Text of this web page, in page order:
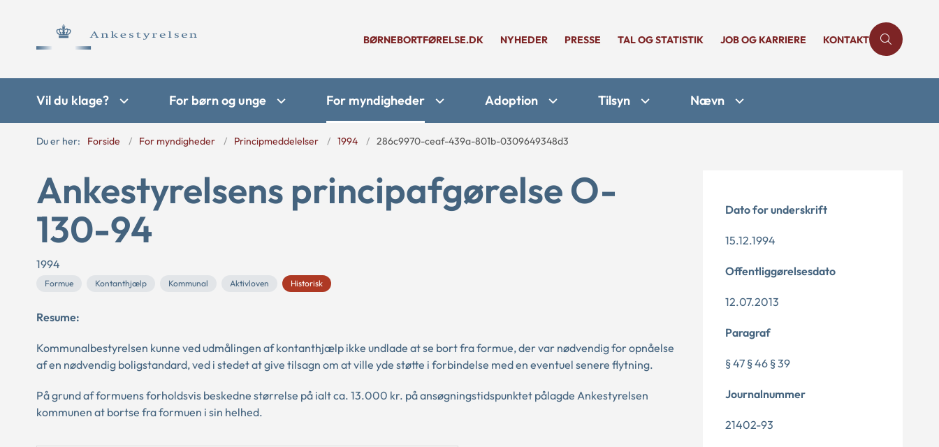
BØRNEBORTFØRELSE.DK NYHEDER PRESSE TAL OG STATISTIK JOB OG KARRIERE KONTAKT
Vil du klage? For børn og unge For myndigheder Adoption Tilsyn Nævn
Du er her: Forside For myndigheder Principmeddelelser 1994 286c9970-ceaf-439a-801b-0309649348d3
Ankestyrelsens principafgørelse O-
130-94
1994
Formue Kontanthjælp Kommunal Aktivloven Historisk
Resume:
Kommunalbestyrelsen kunne ved udmålingen af kontanthjælp ikke undlade at se bort fra formue, der var nødvendig for opnåelse
af en nødvendig boligstandard, ved i stedet at give tilsagn om at ville yde støtte i forbindelse med en eventuel senere flytning.
På grund af formuens forholdsvis beskedne størrelse på ialt ca. 13.000 kr. på ansøgningstidspunktet pålagde Ankestyrelsen
kommunen at bortse fra formuen i sin helhed.
Dato for underskrift
15.12.1994
Offentliggørelsesdato
12.07.2013
Paragraf
§ 47 § 46 § 39
Journalnummer
21402-93